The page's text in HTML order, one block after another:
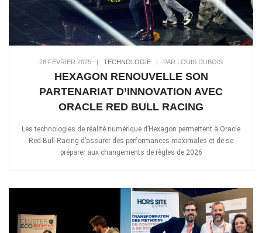
28 FÉVRIER 2025 | TECHNOLOGIE | PAR LOUIS DUBOIS
HEXAGON RENOUVELLE SON
PARTENARIAT D’INNOVATION AVEC
ORACLE RED BULL RACING
Les technologies de réalité numérique d’Hexagon permettent à Oracle
Red Bull Racing d’assurer des performances maximales et de se
préparer aux changements de règles de 2026